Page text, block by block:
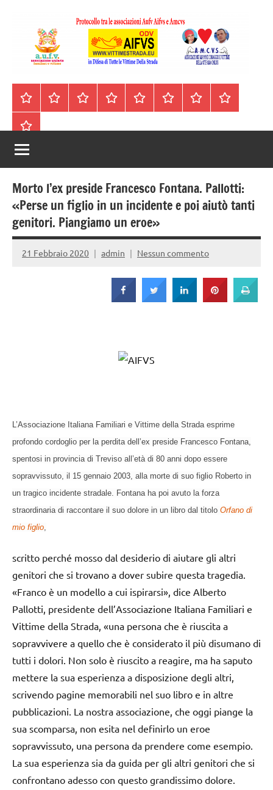
contenuto
A.I.F.V.S.
–
Associazione
Italiana
Familiari
e
Vittime
della
difesa
di
tutte
vittime
della
strada
HomepageSegnalazioni
Nord
Centro
Sud
ContattiIncidenti
Il
Archivio
Morto l’ex preside Francesco Fontana. Pallotti:
«Perse un figlio in un incidente e poi aiutò tanti
genitori. Piangiamo un eroe»
21 Febbraio 2020 admin Nessun commento
L’Associazione Italiana Familiari e Vittime della Strada esprime
profondo cordoglio per la perdita dell’ex preside Francesco Fontana,
spentosi in provincia di Treviso all’età di 80 anni dopo essere
sopravvissuto, il 15 gennaio 2003, alla morte di suo figlio Roberto in
un tragico incidente stradale. Fontana ha poi avuto la forza
straordinaria di raccontare il suo dolore in un libro dal titolo Orfano di
mio figlio,
scritto perché mosso dal desiderio di aiutare gli altri
genitori che si trovano a dover subire questa tragedia.
«Franco è un modello a cui ispirarsi», dice Alberto
Pallotti, presidente dell’Associazione Italiana Familiari e
Vittime della Strada, «una persona che è riuscita a
sopravvivere a quello che è considerato il più disumano di
tutti i dolori. Non solo è riuscito a reagire, ma ha saputo
mettere la sua esperienza a disposizione degli altri,
scrivendo pagine memorabili nel suo libro e in altre
pubblicazioni. La nostra associazione, che oggi piange la
sua scomparsa, non esita nel definirlo un eroe
sopravvissuto, una persona da prendere come esempio.
La sua esperienza sia da guida per gli altri genitori che si
confrontano adesso con questo grandissimo dolore.